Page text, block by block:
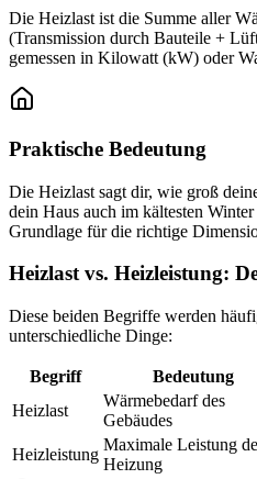
Die Heizlast ist die Summe aller
(Transmission durch Bauteile +
gemessen in Kilowatt (kW) oder
Praktische Bedeutung
Die Heizlast sagt dir, wie groß
dein Haus auch im kältesten
Grundlage für die richtige
Heizlast vs. Heizleistung:
Diese beiden Begriffe werden
unterschiedliche Dinge:
Begriff Bedeutung
Heizlast
Wärmebedarf des
Gebäudes
Heizleistung
Maximale Leistung
Heizung